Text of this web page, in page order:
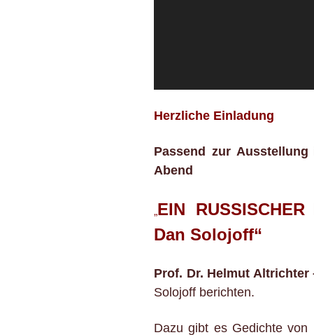
Herzliche Einladung
Passend zur
Abend
„EIN
Dan Solojoff“
Prof. Dr. Helmut Altrichter
Solojoff berichten.
Dazu gibt es Gedichte von